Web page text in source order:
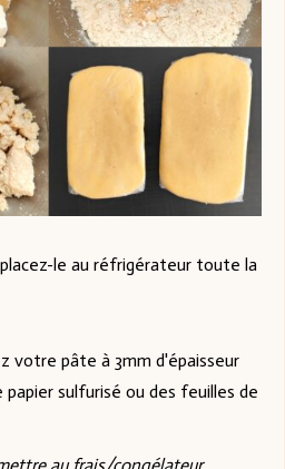
le au réfrigérateur toute la
votre pâte à 3mm d'épaisseur
sulfurisé ou des feuilles de
au frais/congélateur